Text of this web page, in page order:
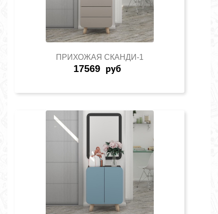
ПРИХОЖАЯ СКАНДИ-1
17569 руб